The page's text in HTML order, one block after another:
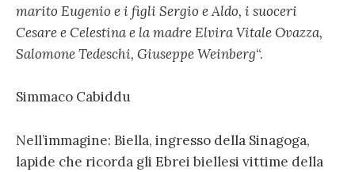
marito Eugenio e i figli Sergio e Aldo, i suoceri
Cesare e Celestina e la madre Elvira Vitale Ovazza,
Salomone Tedeschi, Giuseppe Weinberg“.
Simmaco Cabiddu
Nell’immagine: Biella, ingresso della Sinagoga,
lapide che ricorda gli Ebrei biellesi vittime della